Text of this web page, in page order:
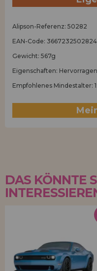
Alipson-Referenz: 50282
EAN-Code: 3667232502824
Gewicht: 567g
Eigenschaften:
Empfohlenes Mindestalter:
DAS KÖNNTE